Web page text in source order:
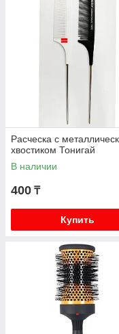
Расческа с
хвостиком Тонигай
В наличии
400 ₸
Купить